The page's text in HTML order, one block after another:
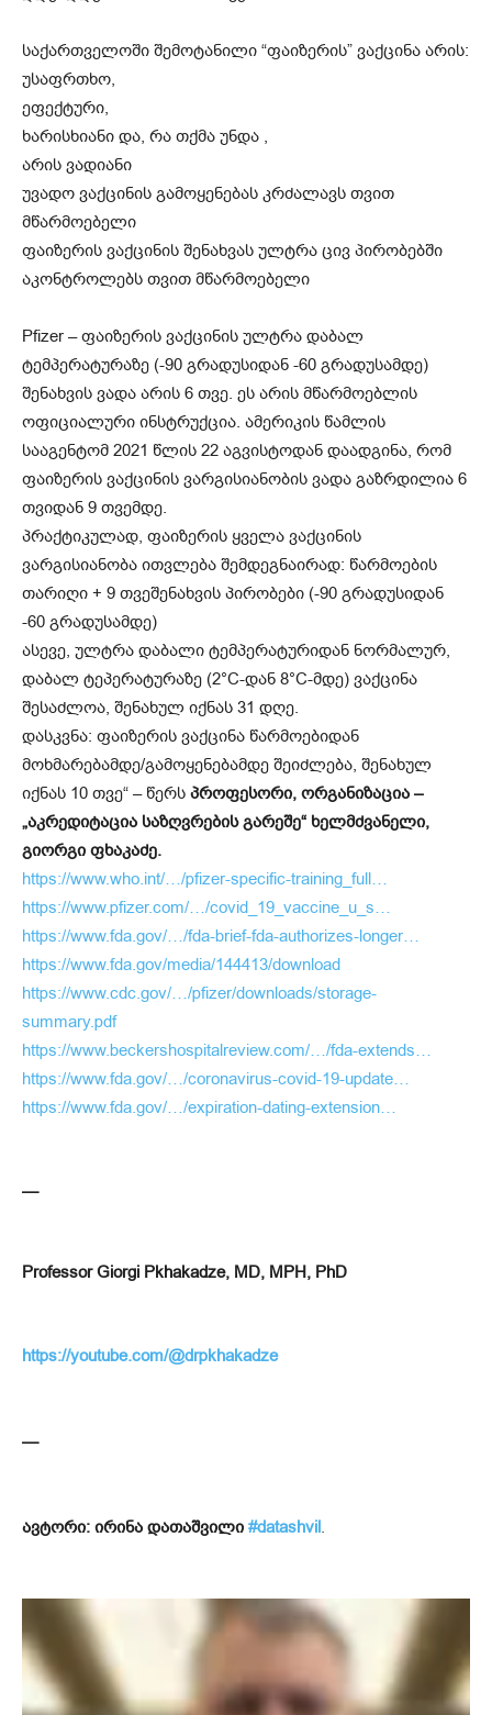
საქართველოში შემოტანილი “ფაიზერის” ვაქცინა არის:
უსაფრთხო,
ეფექტური,
ხარისხიანი და, რა თქმა უნდა ,
არის ვადიანი
უვადო ვაქცინის გამოყენებას კრძალავს თვით
მწარმოებელი
ფაიზერის ვაქცინის შენახვას ულტრა ცივ პირობებში
აკონტროლებს თვით მწარმოებელი
Pfizer – ფაიზერის ვაქცინის ულტრა დაბალ
ტემპერატურაზე (-90 გრადუსიდან -60 გრადუსამდე)
შენახვის ვადა არის 6 თვე. ეს არის მწარმოებლის
ოფიციალური ინსტრუქცია. ამერიკის წამლის
სააგენტომ 2021 წლის 22 აგვისტოდან დაადგინა, რომ
ფაიზერის ვაქცინის ვარგისიანობის ვადა გაზრდილია 6
თვიდან 9 თვემდე.
პრაქტიკულად, ფაიზერის ყველა ვაქცინის
ვარგისიანობა ითვლება შემდეგნაირად: წარმოების
თარიღი + 9 თვეშენახვის პირობები (-90 გრადუსიდან
-60 გრადუსამდე)
ასევე, ულტრა დაბალი ტემპერატურიდან ნორმალურ,
დაბალ ტეპერატურაზე (2°C-დან 8°C-მდე) ვაქცინა
შესაძლოა, შენახულ იქნას 31 დღე.
დასკვნა: ფაიზერის ვაქცინა წარმოებიდან
მოხმარებამდე/გამოყენებამდე შეიძლება, შენახულ
იქნას 10 თვე“ – წერს პროფესორი, ორგანიზაცია –
„აკრედიტაცია საზღვრების გარეშე“ ხელმძვანელი,
გიორგი ფხაკაძე.
https://www.who.int/…/pfizer-specific-training_full…
https://www.pfizer.com/…/covid_19_vaccine_u_s…
https://www.fda.gov/…/fda-brief-fda-authorizes-longer…
https://www.fda.gov/media/144413/download
https://www.cdc.gov/…/pfizer/downloads/storage-
summary.pdf
https://www.beckershospitalreview.com/…/fda-extends…
https://www.fda.gov/…/coronavirus-covid-19-update…
https://www.fda.gov/…/expiration-dating-extension…
—
Professor Giorgi Pkhakadze, MD, MPH, PhD
https://youtube.com/@drpkhakadze
—
ავტორი: ირინა დათაშვილი #datashvil.